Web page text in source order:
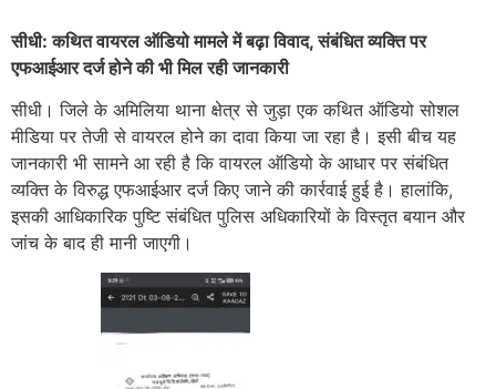
सीधी: कथित वायरल ऑडियो मामले में बढ़ा विवाद, संबंधित व्यक्ति पर
एफआईआर दर्ज होने की भी मिल रही जानकारी
सीधी। जिले के अमिलिया थाना क्षेत्र से जुड़ा एक कथित ऑडियो सोशल
मीडिया पर तेजी से वायरल होने का दावा किया जा रहा है। इसी बीच यह
जानकारी भी सामने आ रही है कि वायरल ऑडियो के आधार पर संबंधित
व्यक्ति के विरुद्ध एफआईआर दर्ज किए जाने की कार्रवाई हुई है। हालांकि,
इसकी आधिकारिक पुष्टि संबंधित पुलिस अधिकारियों के विस्तृत बयान और
जांच के बाद ही मानी जाएगी।